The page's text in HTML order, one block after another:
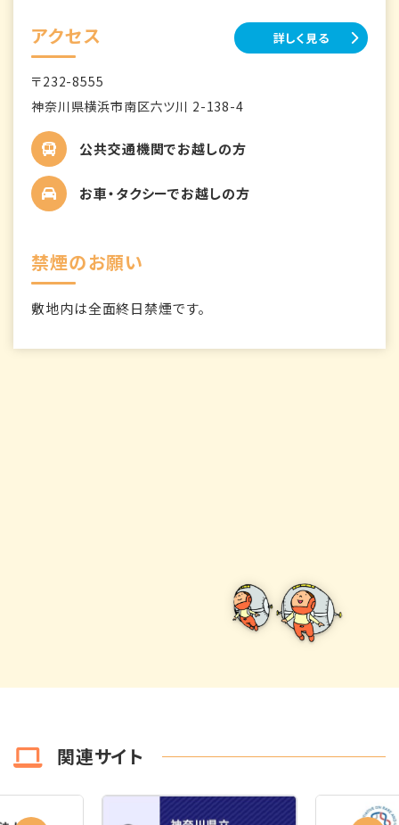
アクセス 詳しく見る
〒232-8555
神奈川県横浜市南区六ツ川 2-138-4
公共交通機関でお越しの方
お車・タクシーでお越しの方
禁煙のお願い
敷地内は全面終日禁煙です。
関連サイト